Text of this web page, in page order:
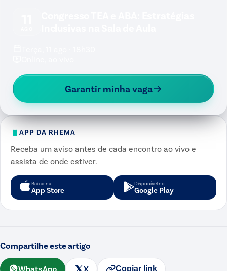
Garantir minha vaga
APP DA RHEMA
Receba um aviso antes de cada encontro ao vivo e
assista de onde estiver.
Baixar na
App Store
Disponível no
Google Play
Compartilhe este artigo
WhatsApp X Copiar link